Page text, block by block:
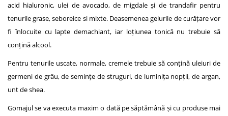
acid hialuronic, ulei de avocado, de migdale și de trandafir pentru
tenurile grase, seboreice si mixte. Deasemenea gelurile de curățare vor
fi înlocuite cu lapte demachiant, iar loțiunea tonică nu trebuie să
conțină alcool.
Pentru tenurile uscate, normale, cremele trebuie să conțină uleiuri de
germeni de grâu, de semințe de struguri, de luminița nopții, de argan,
unt de shea.
Gomajul se va executa maxim o dată pe săptămână și cu produse mai